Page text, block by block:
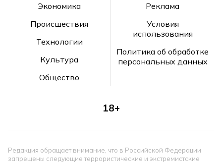
Экономика
Происшествия
Технологии
Культура
Общество
Реклама
Условия
использования
Политика об обработке
персональных данных
18+
Редакция обращает внимание, что в Российской Федерации
запрещены следующие террористические и экстремистские